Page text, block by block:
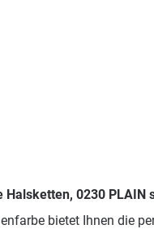
0230 PLAIN
bietet Ihnen die